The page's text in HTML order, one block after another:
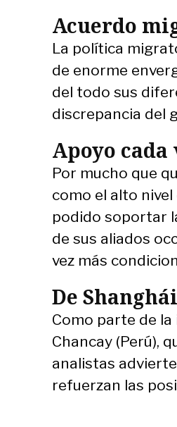
Acuerdo
La política
de enorme
del todo sus
discrepancia del
Apoyo cada
Por mucho que
como el alto
podido soportar
de sus aliados
vez más
De
Como parte de
Chancay (Perú),
analistas
refuerzan las